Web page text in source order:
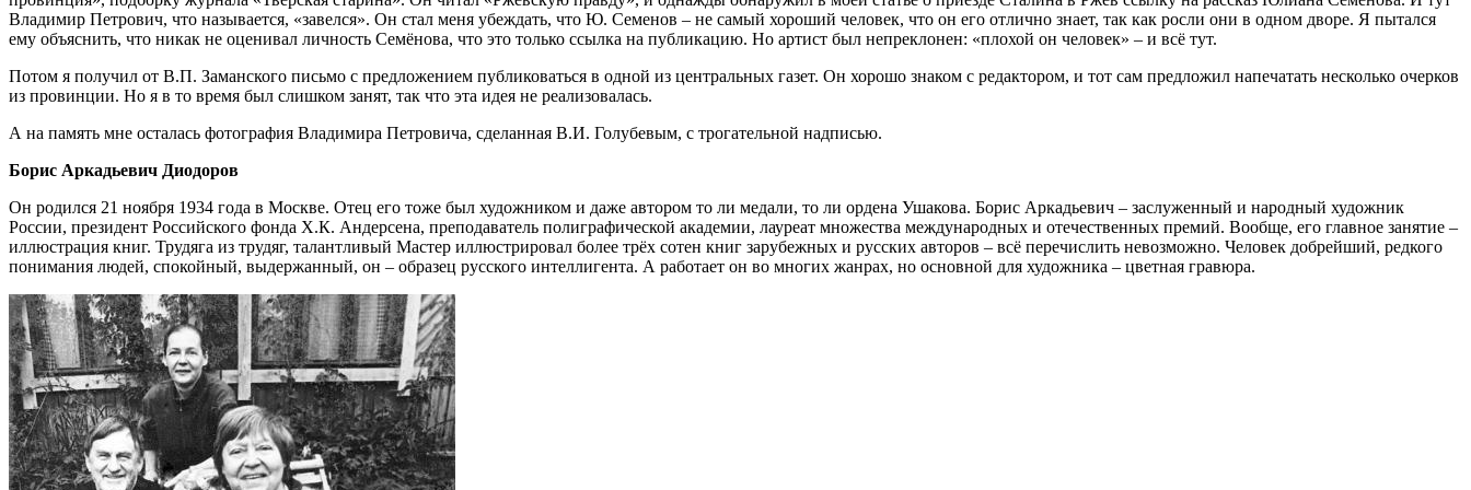
Владимир Петрович, что называется, «завелся». Он стал меня убеждать, что Ю. Семенов – не самый хороший человек, что он его отлично знает, так как росли они в одном дворе. Я пытался
ему объяснить, что никак не оценивал личность Семёнова, что это только ссылка на публикацию. Но артист был непреклонен: «плохой он человек» – и всё тут.
Потом я получил от В.П. Заманского письмо с предложением публиковаться в одной из центральных газет. Он хорошо знаком с редактором, и тот сам предложил напечатать несколько очерков
из провинции. Но я в то время был слишком занят, так что эта идея не реализовалась.
А на память мне осталась фотография Владимира Петровича, сделанная В.И. Голубевым, с трогательной надписью.
Борис Аркадьевич Диодоров
Он родился 21 ноября 1934 года в Москве. Отец его тоже был художником и даже автором то ли медали, то ли ордена Ушакова. Борис Аркадьевич – заслуженный и народный художник
России, президент Российского фонда Х.К. Андерсена, преподаватель полиграфической академии, лауреат множества международных и отечественных премий. Вообще, его главное занятие –
иллюстрация книг. Трудяга из трудяг, талантливый Мастер иллюстрировал более трёх сотен книг зарубежных и русских авторов – всё перечислить невозможно. Человек добрейший, редкого
понимания людей, спокойный, выдержанный, он – образец русского интеллигента. А работает он во многих жанрах, но основной для художника – цветная гравюра.